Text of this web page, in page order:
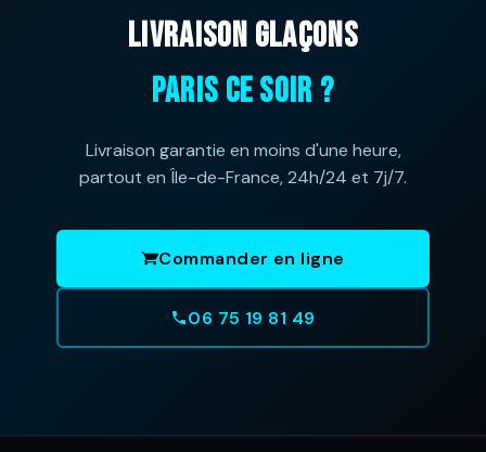
LIVRAISON GLAÇONS
PARIS CE SOIR ?
Livraison garantie en moins d'une heure,
partout en Île-de-France, 24h/24 et 7j/7.
Commander en ligne
06 75 19 81 49